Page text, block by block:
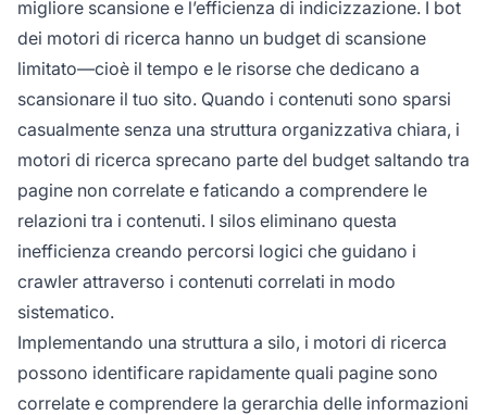
migliore scansione e l’efficienza di indicizzazione. I bot
dei motori di ricerca hanno un budget di scansione
limitato—cioè il tempo e le risorse che dedicano a
scansionare il tuo sito. Quando i contenuti sono sparsi
casualmente senza una struttura organizzativa chiara, i
motori di ricerca sprecano parte del budget saltando tra
pagine non correlate e faticando a comprendere le
relazioni tra i contenuti. I silos eliminano questa
inefficienza creando percorsi logici che guidano i
crawler attraverso i contenuti correlati in modo
sistematico.
Implementando una struttura a silo, i motori di ricerca
possono identificare rapidamente quali pagine sono
correlate e comprendere la gerarchia delle informazioni